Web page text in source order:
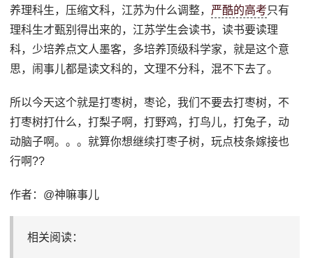
养理科生，压缩文科，江苏为什么调整， 严酷的高考只有
理科生才甄别得出来的，江苏学生会读书，读书要读理
科，少培养点文人墨客，多培养顶级科学家，就是这个意
思，闹事儿都是读文科的，文理不分科，混不下去了。
所以今天这个就是打枣树，枣论，我们不要去打枣树，不
打枣树打什么，打梨子啊，打野鸡，打鸟儿，打兔子，动
动脑子啊。。。就算你想继续打枣子树，玩点枝条嫁接也
行啊??
作者：@神嘛事儿
相关阅读：